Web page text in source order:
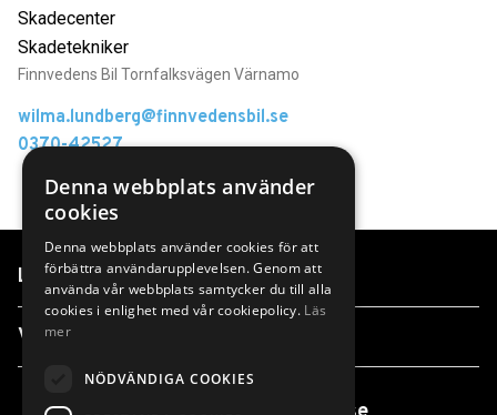
Skadecenter
Skadetekniker
Finnvedens Bil Tornfalksvägen Värnamo
wilma.lundberg@finnvedensbil.se
0370-42527
Länkar
Våra anläggningar
Denna webbplats använder
cookies
Denna webbplats använder cookies för att
förbättra användarupplevelsen. Genom att
använda vår webbplats samtycker du till alla
cookies i enlighet med vår cookiepolicy. Läs
mer
NÖDVÄNDIGA COOKIES